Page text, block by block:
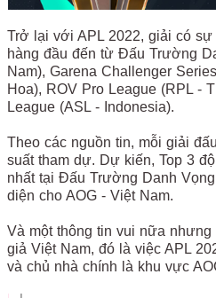
Trở lại với APL 2022, giải có sự
hàng đầu đến từ Đấu Trường
Nam), Garena Challenger
Hoa), ROV Pro League (RPL -
League (ASL - Indonesia).
Theo các nguồn tin, mỗi giải
suất tham dự. Dự kiến, Top 3
nhất tại Đấu Trường Danh
diện cho AOG - Việt Nam.
Và một thông tin vui nữa
giả Việt Nam, đó là việc APL
và chủ nhà chính là khu vực